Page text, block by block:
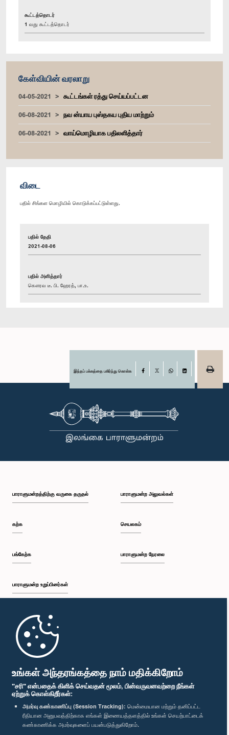
உங்கள் அந்தரங்கத்தை நாம் மதிக்கிறோம்
"சரி" என்பதைக் கிளிக் செய்வதன் மூலம், பின்வருவனவற்றை நீங்கள்
ஏற்றுக் கொள்கிறீர்கள்:
அமர்வு கண்காணிப்பு (Session Tracking): மென்மையான மற்றும் தனிப்பட்ட
ரீதியான அனுபவத்திற்காக எங்கள் இணையத்தளத்தில் உங்கள் செயற்பாட்டைக்
கண்காணிக்க அமர்வுகளைப் பயன்படுத்துகிறோம்.
கூட்டத்தொடர்
1 வது கூட்டத்தொடர்
கேள்வியின் வரலாறு
04-05-2021
கூட்டங்கள் ரத்து செய்யப்பட்டன
06-08-2021
நவ ன்யாய புஸ்தகய புதிய மாற்றும்
06-08-2021
வாய்மொழியாக பதிலளித்தார்
விடை
பதில் சிங்கள மொழியில் கொடுக்கப்பட்டுள்ளது.
பதில் தேதி
2021-08-06
பதில் அளித்தார்
கௌரவ டீ. பி. ஹேரத், பா.உ.
இந்தப் பக்கத்தை பகிர்ந்து கொள்க Facebook
பாராளுமன்றத்திற்கு வருகை தருதல்
கற்க
பங்கேற்க
பாராளுமன்ற உறுப்பினர்கள்
முதற்பக்கம்
பாராளுமன்ற அலுவல்கள்
செயலகம்
பாராளுமன்ற நேரலை
பாராளுமன்ற கையடக்க செயலி
எம்மை பின்தொடர்க :